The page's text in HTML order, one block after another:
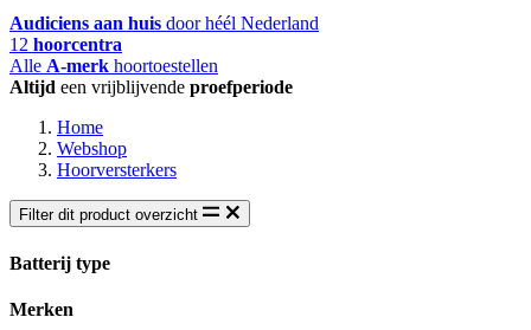
Audiciens aan huis door héél Nederland
12 hoorcentra
Alle A-merk hoortoestellen
Altijd een vrijblijvende proefperiode
Home
Webshop
Hoorversterkers
Filter dit product overzicht
Batterij type
Merken